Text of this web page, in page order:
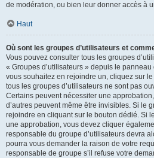
de modération, ou bien leur donner accès à
Haut
Où sont les groupes d’utilisateurs et
Vous pouvez consulter tous les groupes
« Groupes d’utilisateurs » depuis le panneau
vous souhaitez en rejoindre un, cliquez sur
tous les groupes d’utilisateurs ne sont pas
Certains peuvent nécessiter une
d’autres peuvent même être invisibles. Si le
rejoindre en cliquant sur le bouton dédié. Si
une approbation, vous devez cliquer
responsable du groupe d’utilisateurs devra
pourra vous demander la raison de votre
responsable de groupe s’il refuse votre